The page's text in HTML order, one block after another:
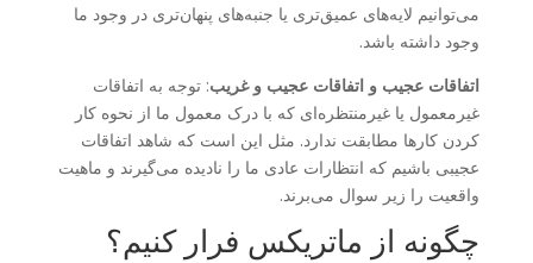
می‌توانیم لایه‌های عمیق‌تری یا جنبه‌های پنهان‌تری در وجود ما
وجود داشته باشد.
اتفاقات عجیب و اتفاقات عجیب و غریب: توجه به اتفاقات
غیرمعمول یا غیرمنتظره‌ای که با درک معمول ما از نحوه کار
کردن کارها مطابقت ندارد. مثل این است که شاهد اتفاقات
عجیبی باشیم که انتظارات عادی ما را نادیده می‌گیرند و ماهیت
واقعیت را زیر سوال می‌برند.
چگونه از ماتریکس فرار کنیم؟